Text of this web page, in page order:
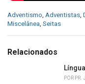
C
a
g
Adventismo, Adventistas,
Miscelânea, Seitas
Relacionados
POR PR.